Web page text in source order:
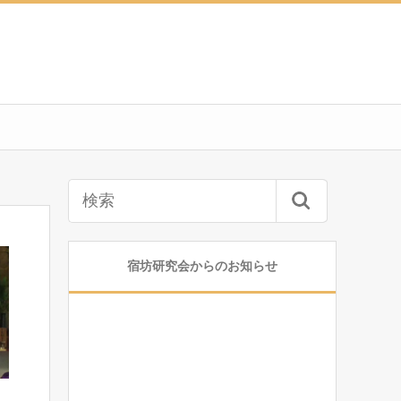
宿坊研究会からのお知らせ